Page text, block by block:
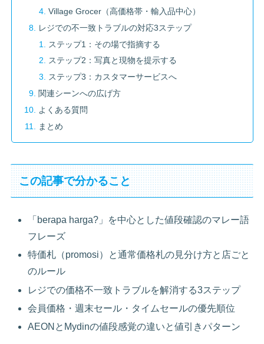
Village Grocer（高価格帯・輸入品中心）
レジでの不一致トラブルの対応3ステップ
ステップ1：その場で指摘する
ステップ2：写真と現物を提示する
ステップ3：カスタマーサービスへ
関連シーンへの広げ方
よくある質問
まとめ
この記事で分かること
「berapa harga?」を中心とした値段確認のマレー語
フレーズ
特価札（promosi）と通常価格札の見分け方と店ごと
のルール
レジでの価格不一致トラブルを解消する3ステップ
会員価格・週末セール・タイムセールの優先順位
AEONとMydinの値段感覚の違いと値引きパターン